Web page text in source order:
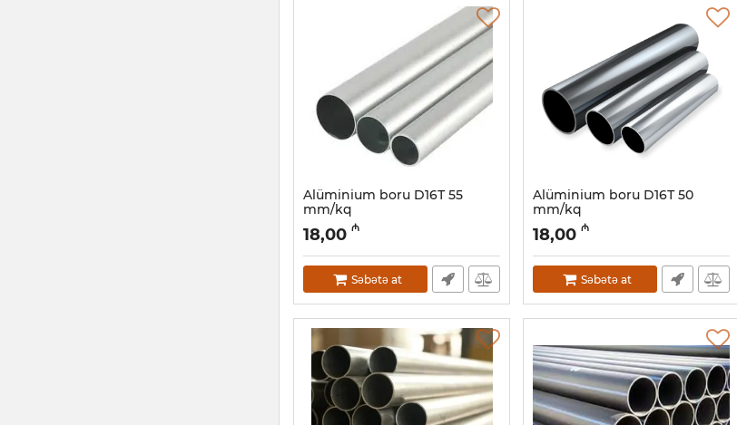
Alüminium boru D16Т 55
mm/kq
Artikul: 030001056
18,00 ₼
Səbətə at
Alüminium boru D16Т 50
mm/kq
Artikul: 030001055
18,00 ₼
Səbətə at